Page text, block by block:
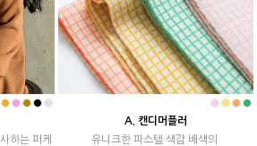
하는 퍼케
A. 캔디머플러
유니크한 파스텔 색감 배색의